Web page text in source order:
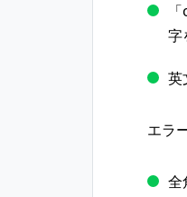
字
英
エラ
全